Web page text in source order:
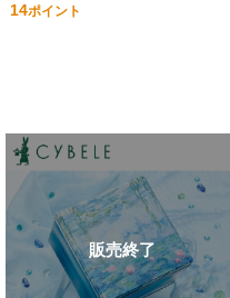
14ポイント
販売終了